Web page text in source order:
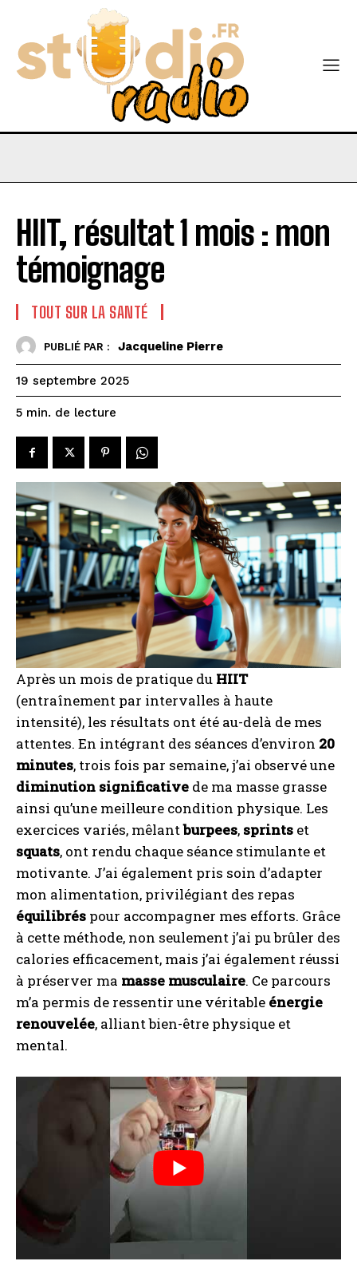
HIIT, résultat 1 mois : mon
témoignage
TOUT SUR LA SANTÉ
PUBLIÉ PAR : Jacqueline Pierre
19 septembre 2025
5 min. de lecture
Après un mois de pratique du HIIT
(entraînement par intervalles à haute
intensité), les résultats ont été au-delà de mes
attentes. En intégrant des séances d’environ 20
minutes, trois fois par semaine, j’ai observé une
diminution significative de ma masse grasse
ainsi qu’une meilleure condition physique. Les
exercices variés, mêlantburpees, sprints et
squats, ont rendu chaque séance stimulante et
motivante. J’ai également pris soin d’adapter
mon alimentation, privilégiant des repas
équilibrés pour accompagner mes efforts. Grâce
à cette méthode, non seulement j’ai pu brûler des
calories efficacement, mais j’ai également réussi
à préserver ma masse musculaire. Ce parcours
m’a permis de ressentir une véritable énergie
renouvelée, alliant bien-être physique et
mental.